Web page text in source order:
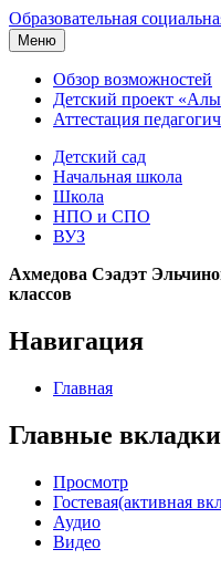
Образовательная
Меню
Обзор возможностей
Детский проект
Аттестация
Детский сад
Начальная школа
Школа
НПО и СПО
ВУЗ
Ахмедова Сэадэт
классов
Навигация
Главная
Главные вкладки
Просмотр
Гостевая(активная
Аудио
Видео